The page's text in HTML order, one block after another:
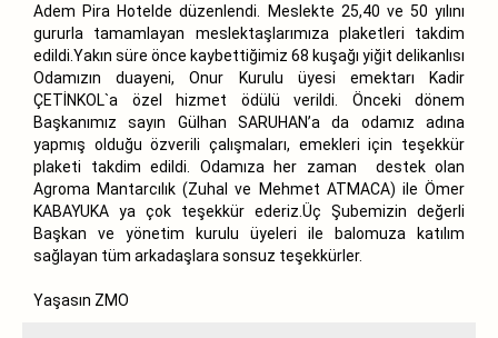
Adem Pira Hotelde düzenlendi. Meslekte 25,40 ve 50 yılını
gururla tamamlayan meslektaşlarımıza plaketleri takdim
edildi.Yakın süre önce kaybettiğimiz 68 kuşağı yiğit delikanlısı
Odamızın duayeni, Onur Kurulu üyesi emektarı Kadir
ÇETİNKOL`a özel hizmet ödülü verildi. Önceki dönem
Başkanımız sayın Gülhan SARUHAN’a da odamız adına
yapmış olduğu özverili çalışmaları, emekleri için teşekkür
plaketi takdim edildi. Odamıza her zaman destek olan
Agroma Mantarcılık (Zuhal ve Mehmet ATMACA) ile Ömer
KABAYUKA ya çok teşekkür ederiz.Üç Şubemizin değerli
Başkan ve yönetim kurulu üyeleri ile balomuza katılım
sağlayan tüm arkadaşlara sonsuz teşekkürler.
Yaşasın ZMO